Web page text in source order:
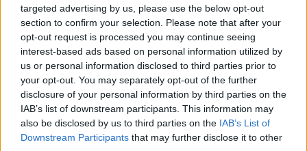
targeted advertising by us, please use the below opt-out
section to confirm your selection. Please note that after your
opt-out request is processed you may continue seeing
interest-based ads based on personal information utilized by
us or personal information disclosed to third parties prior to
your opt-out. You may separately opt-out of the further
disclosure of your personal information by third parties on the
IAB’s list of downstream participants. This information may
also be disclosed by us to third parties on the IAB’s List of
Downstream Participants that may further disclose it to other
Hasznos
Impresszum
Szerzői jogok
Adatvédelmi tájékoztató
Cookie-kezelési tájékoztató
Hozzászólási szabályzat